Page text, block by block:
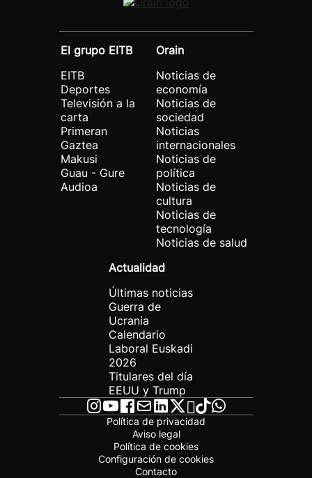
El grupo EITB
EITB
Deportes
Televisión a la
carta
Primeran
Gaztea
Makusi
Guau - Gure
Audioa
Orain
Noticias de
economía
Noticias de
sociedad
Noticias
internacionales
Noticias de
política
Noticias de
cultura
Noticias de
tecnología
Noticias de salud
Actualidad
Últimas noticias
Guerra de
Ucrania
Calendario
Laboral Euskadi
2026
Titulares del día
EEUU y Trump
Política de privacidad
Aviso legal
Política de cookies
Configuración de cookies
Contacto